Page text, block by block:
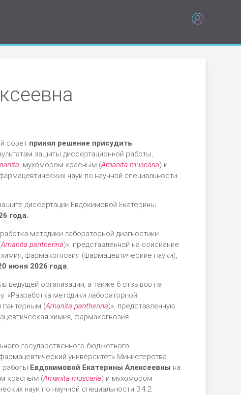
совет принял решение присудить
защиты диссертационной работы,
: мухомором красным (Аmanita muscaria) и
наук по научной специальности
диссертации Евдокимовой Екатерины
года.
методики лабораторной диагностики
Аmanita pantherina)», представленной на соискание
фармакогнозия (фармацевтические науки),
июня 2026 года.
ведущей организации, а также 6 отзывов на
«Разработка методики лабораторной
(Аmanita pantherina)», представленную
химия, фармакогнозия
государственного бюджетного
университет» Министерства
работы Евдокимовой Екатерины Алексеевны на
красным (Аmanita muscaria) и мухомором
наук по научной специальности 3.4.2.